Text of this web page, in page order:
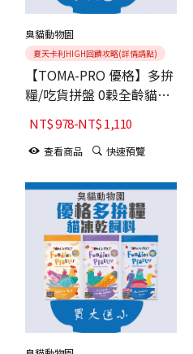
臭貓動物園
夏天卡利HIGH回饋攻略(詳情請點)
【TOMA-PRO 優格】多拚
糧/吃貨拼盤 0穀全齡貓凍
乾飼料【老饕海陸佐蘋
果】4LB
NT$978-NT$1,110
查看商品 快速預覽